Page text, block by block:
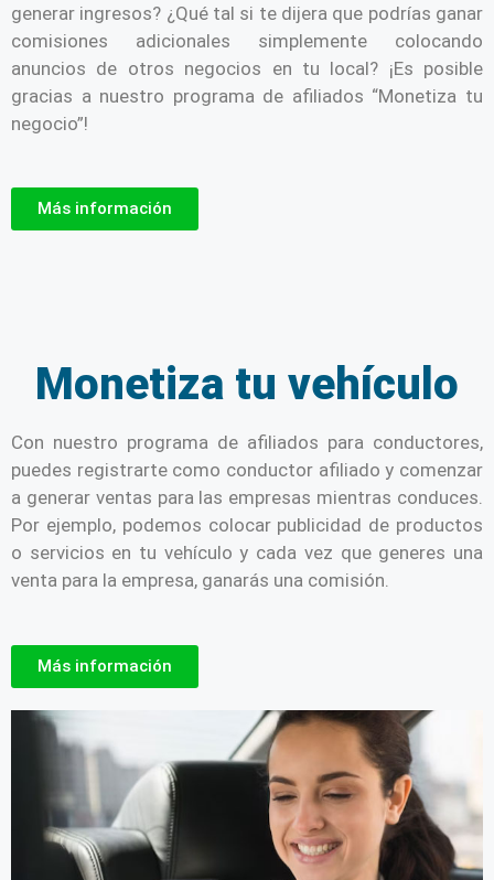
generar ingresos? ¿Qué tal si te dijera que podrías ganar
comisiones adicionales simplemente colocando
anuncios de otros negocios en tu local? ¡Es posible
gracias a nuestro programa de afiliados “Monetiza tu
negocio”!
Más información
Monetiza tu vehículo
Con nuestro programa de afiliados para conductores,
puedes registrarte como conductor afiliado y comenzar
a generar ventas para las empresas mientras conduces.
Por ejemplo, podemos colocar publicidad de productos
o servicios en tu vehículo y cada vez que generes una
venta para la empresa, ganarás una comisión.
Más información